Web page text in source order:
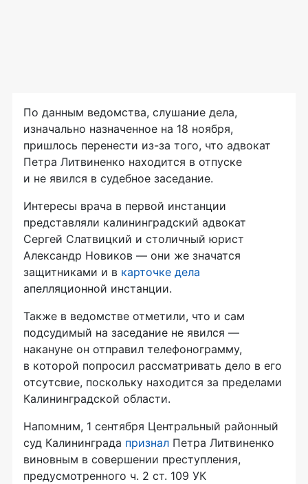
По данным ведомства, слушание дела,
изначально назначенное на 18 ноября,
пришлось перенести из-за того, что адвокат
Петра Литвиненко находится в отпуске
и не явился в судебное заседание.
Интересы врача в первой инстанции
представляли калининградский адвокат
Сергей Слатвицкий и столичный юрист
Александр Новиков — они же значатся
защитниками и в карточке дела
апелляционной инстанции.
Также в ведомстве отметили, что и сам
подсудимый на заседание не явился —
накануне он отправил телефонограмму,
в которой попросил рассматривать дело в его
отсутсвие, поскольку находится за пределами
Калининградской области.
Напомним, 1 сентября Центральный районный
суд Калининграда признал Петра Литвиненко
виновным в совершении преступления,
предусмотренного ч. 2 ст. 109 УК